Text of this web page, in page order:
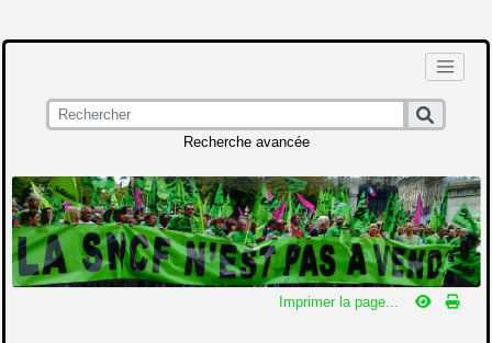
Recherche avancée
Imprimer la page...